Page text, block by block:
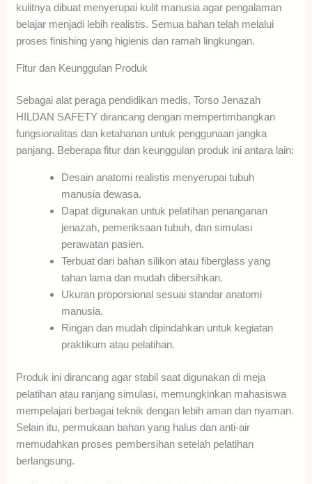
kulitnya dibuat menyerupai kulit manusia agar pengalaman
belajar menjadi lebih realistis. Semua bahan telah melalui
proses finishing yang higienis dan ramah lingkungan.
Fitur dan Keunggulan Produk
Sebagai alat peraga pendidikan medis, Torso Jenazah
HILDAN SAFETY dirancang dengan mempertimbangkan
fungsionalitas dan ketahanan untuk penggunaan jangka
panjang. Beberapa fitur dan keunggulan produk ini antara lain:
Desain anatomi realistis menyerupai tubuh
manusia dewasa.
Dapat digunakan untuk pelatihan penanganan
jenazah, pemeriksaan tubuh, dan simulasi
perawatan pasien.
Terbuat dari bahan silikon atau fiberglass yang
tahan lama dan mudah dibersihkan.
Ukuran proporsional sesuai standar anatomi
manusia.
Ringan dan mudah dipindahkan untuk kegiatan
praktikum atau pelatihan.
Produk ini dirancang agar stabil saat digunakan di meja
pelatihan atau ranjang simulasi, memungkinkan mahasiswa
mempelajari berbagai teknik dengan lebih aman dan nyaman.
Selain itu, permukaan bahan yang halus dan anti-air
memudahkan proses pembersihan setelah pelatihan
berlangsung.